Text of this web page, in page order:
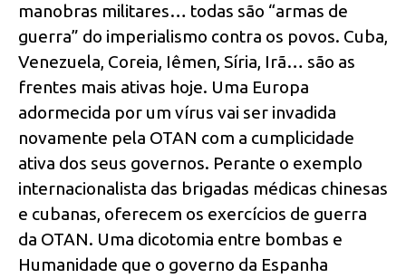
manobras militares… todas são “armas de
guerra” do imperialismo contra os povos. Cuba,
Venezuela, Coreia, Iêmen, Síria, Irã… são as
frentes mais ativas hoje. Uma Europa
adormecida por um vírus vai ser invadida
novamente pela OTAN com a cumplicidade
ativa dos seus governos. Perante o exemplo
internacionalista das brigadas médicas chinesas
e cubanas, oferecem os exercícios de guerra
da OTAN. Uma dicotomia entre bombas e
Humanidade que o governo da Espanha